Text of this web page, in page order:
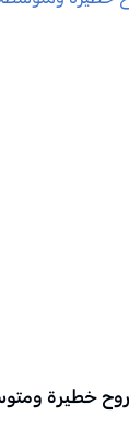
خطيرة